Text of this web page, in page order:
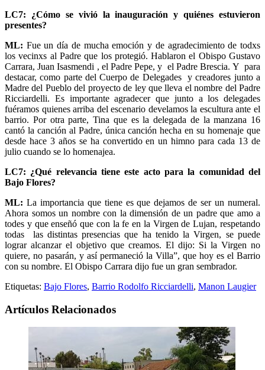
LC7: ¿Cómo se vivió la inauguración y quiénes estuvieron
presentes?
ML: Fue un día de mucha emoción y de agradecimiento de todxs
los vecinxs al Padre que los protegió. Hablaron el Obispo Gustavo
Carrara, Juan Isasmendi , el Padre Pepe, y el Padre Brescia. Y para
destacar, como parte del Cuerpo de Delegades y creadores junto a
Madre del Pueblo del proyecto de ley que lleva el nombre del Padre
Ricciardelli. Es importante agradecer que junto a los delegades
fuéramos quienes arriba del escenario develamos la escultura ante el
barrio. Por otra parte, Tina que es la delegada de la manzana 16
cantó la canción al Padre, única canción hecha en su homenaje que
desde hace 3 años se ha convertido en un himno para cada 13 de
julio cuando se lo homenajea.
LC7: ¿Qué relevancia tiene este acto para la comunidad del
Bajo Flores?
ML: La importancia que tiene es que dejamos de ser un numeral.
Ahora somos un nombre con la dimensión de un padre que amo a
todes y que enseñó que con la fe en la Virgen de Lujan, respetando
todas las distintas presencias que ha tenido la Virgen, se puede
lograr alcanzar el objetivo que creamos. El dijo: Si la Virgen no
quiere, no pasarán, y así permaneció la Villa”, que hoy es el Barrio
con su nombre. El Obispo Carrara dijo fue un gran sembrador.
Etiquetas: Bajo Flores, Barrio Rodolfo Ricciardelli, Manon Laugier
Artículos Relacionados